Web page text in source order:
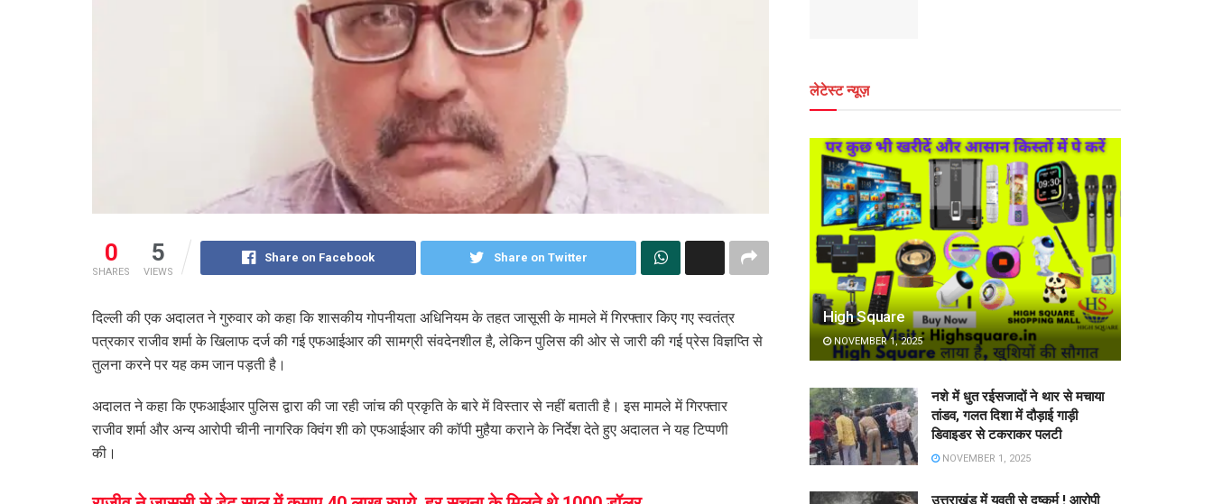
0
SHARES
5
VIEWS
Share on Facebook Share on Twitter
दिल्ली की एक अदालत ने गुरुवार को कहा कि शासकीय गोपनीयता अधिनियम के तहत जासूसी के मामले में गिरफ्तार किए गए स्वतंत्र
पत्रकार राजीव शर्मा के खिलाफ दर्ज की गई एफआईआर की सामग्री संवदेनशील है, लेकिन पुलिस की ओर से जारी की गई प्रेस विज्ञप्ति से
तुलना करने पर यह कम जान पड़ती है।
अदालत ने कहा कि एफआईआर पुलिस द्वारा की जा रही जांच की प्रकृति के बारे में विस्तार से नहीं बताती है। इस मामले में गिरफ्तार
राजीव शर्मा और अन्य आरोपी चीनी नागरिक क्विंग शी को एफआईआर की कॉपी मुहैया कराने के निर्देश देते हुए अदालत ने यह टिप्पणी
की।
लेटेस्ट न्यूज़
High Square
NOVEMBER 1, 2025
नशे में धुत रईसजादों ने थार से मचाया
तांडव, गलत दिशा में दौड़ाई गाड़ी
डिवाइडर से टकराकर पलटी
NOVEMBER 1, 2025
उत्तराखंड में युवती से दुष्कर्म ! आरोपी